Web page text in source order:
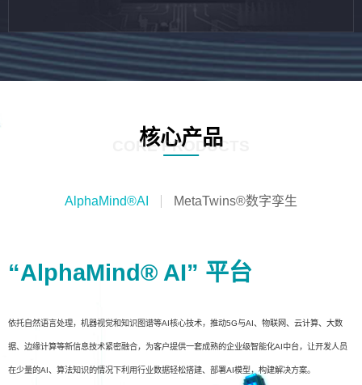
核心产品
CORE PRODUCTS
AlphaMind®AI MetaTwins®数字孪生
“AlphaMind® AI” 平台
依托自然语言处理，机器视觉和知识图谱等AI核心技术，推动5G与AI、物联网、云计算、大数
据、边缘计算等新信息技术紧密融合，为客户提供一套成熟的企业级智能化AI中台，让开发人员
在少量的AI、算法知识的情况下利用行业数据轻松搭建、部署AI模型，构建解决方案。